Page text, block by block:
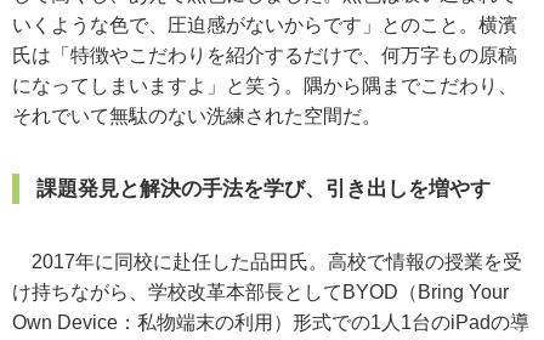
いくような色で、圧迫感がないからです」とのこと。横濱
氏は「特徴やこだわりを紹介するだけで、何万字もの原稿
になってしまいますよ」と笑う。隅から隅までこだわり、
それでいて無駄のない洗練された空間だ。
課題発見と解決の手法を学び、引き出しを増やす
2017年に同校に赴任した品田氏。高校で情報の授業を受
け持ちながら、学校改革本部長としてBYOD（Bring Your
Own Device：私物端末の利用）形式での1人1台のiPadの導